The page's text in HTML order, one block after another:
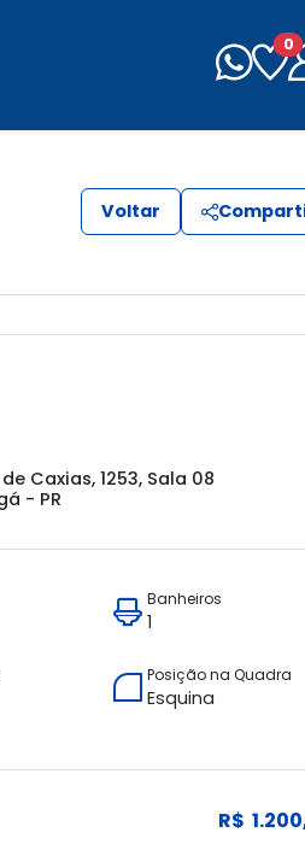
0
Voltar
Caxias, 1253, Sala 08
- PR
Banheiros
1
Posição na Quadra
Esquina
R$